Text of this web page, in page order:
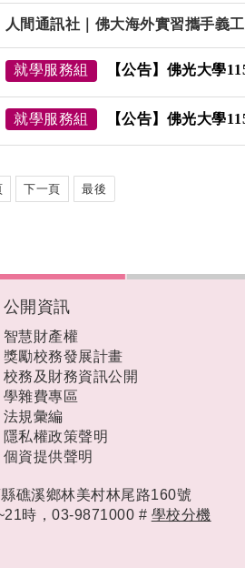
人間通訊社｜佛大海外實習攜手義
就學服務組 【公告】佛光大學
就學服務組 【公告】佛光大學
下一頁 最後
公開資訊
智慧財產權
獎勵校務發展計畫
校務及財務資訊公開
學雜費專區
法規彙編
隱私權政策聲明
個資提供聲明
礁溪鄉林美村林尾路160號
時，03-9871000 # 學校分機